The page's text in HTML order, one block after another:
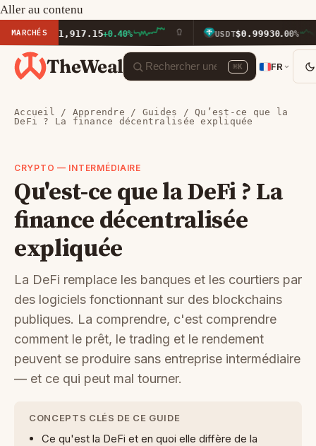
Aller au contenu
MARCHÉS
ETH$1,917.15+0.40% USDT$0.9993 0.00%
TheWeal ⌘K FR
Accueil / Apprendre / Guides / Qu’est-ce que la
DeFi ? La finance décentralisée expliquée
CRYPTO — INTERMÉDIAIRE
Qu'est-ce que la DeFi ? La
finance décentralisée
expliquée
La DeFi remplace les banques et les courtiers par
des logiciels fonctionnant sur des blockchains
publiques. La comprendre, c'est comprendre
comment le prêt, le trading et le rendement
peuvent se produire sans entreprise intermédiaire
— et ce qui peut mal tourner.
CONCEPTS CLÉS DE CE GUIDE
Ce qu'est la DeFi et en quoi elle diffère de la